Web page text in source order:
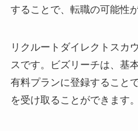
することで、転職の可能性
リクルートダイレクトスカ
スです。ビズリーチは、基
有料プランに登録すること
を受け取ることができます。